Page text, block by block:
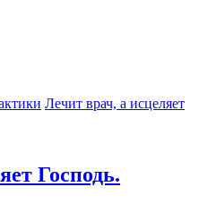
Лечит врач, а исцеляет
Господь.